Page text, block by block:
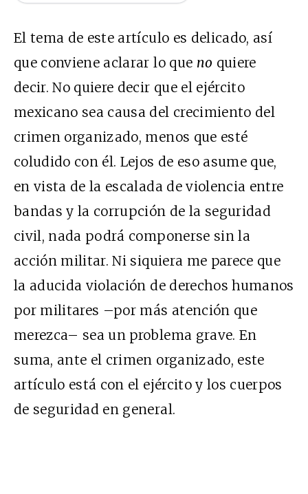
El tema de este artículo es delicado, así
que conviene aclarar lo que no quiere
decir. No quiere decir que el ejército
mexicano sea causa del crecimiento del
crimen organizado, menos que esté
coludido con él. Lejos de eso asume que,
en vista de la escalada de violencia entre
bandas y la corrupción de la seguridad
civil, nada podrá componerse sin la
acción militar. Ni siquiera me parece que
la aducida violación de derechos humanos
por militares –por más atención que
merezca– sea un problema grave. En
suma, ante el crimen organizado, este
artículo está con el ejército y los cuerpos
de seguridad en general.